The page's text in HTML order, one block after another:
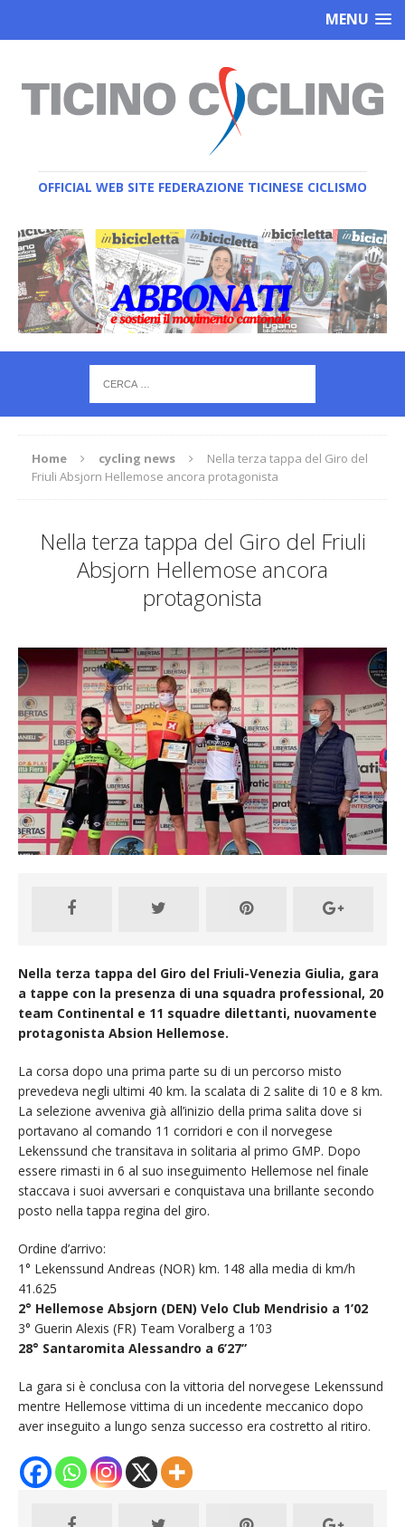
MENU
OFFICIAL WEB SITE FEDERAZIONE TICINESE CICLISMO
Home cycling news
Nella terza tappa del Giro del
Friuli Absjorn Hellemose ancora protagonista
Nella terza tappa del Giro del Friuli
Absjorn Hellemose ancora
protagonista
Nella terza tappa del Giro del Friuli-Venezia Giulia, gara
a tappe con la presenza di una squadra professional, 20
team Continental e 11 squadre dilettanti, nuovamente
protagonista Absion Hellemose.
La corsa dopo una prima parte su di un percorso misto
prevedeva negli ultimi 40 km. la scalata di 2 salite di 10 e 8 km.
La selezione avveniva già all’inizio della prima salita dove si
portavano al comando 11 corridori e con il norvegese
Lekenssund che transitava in solitaria al primo GMP. Dopo
essere rimasti in 6 al suo inseguimento Hellemose nel finale
staccava i suoi avversari e conquistava una brillante secondo
posto nella tappa regina del giro.
Ordine d’arrivo:
1° Lekenssund Andreas (NOR) km. 148 alla media di km/h
41.625
2° Hellemose Absjorn (DEN) Velo Club Mendrisio a 1’02
3° Guerin Alexis (FR) Team Voralberg a 1’03
28° Santaromita Alessandro a 6’27”
La gara si è conclusa con la vittoria del norvegese Lekenssund
mentre Hellemose vittima di un incedente meccanico dopo
aver inseguito a lungo senza successo era costretto al ritiro.